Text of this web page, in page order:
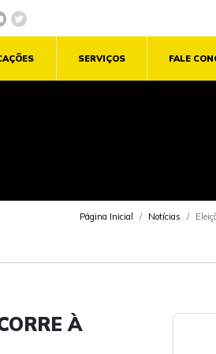
SERVIÇOS FALE
Página Inicial Notícias
À